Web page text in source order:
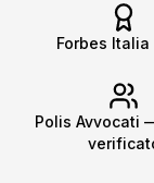
Forbes Italia
Polis Avvocati